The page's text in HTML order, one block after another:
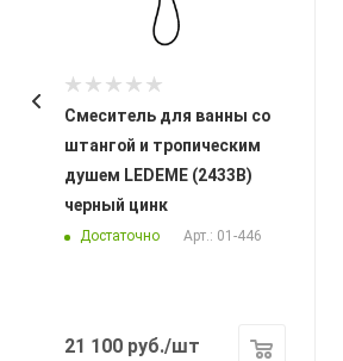
Смеситель для ванны со
штангой и тропическим
душем LEDEME (2433B)
черный цинк
Достаточно Арт.: 01-446
21 100 руб./шт